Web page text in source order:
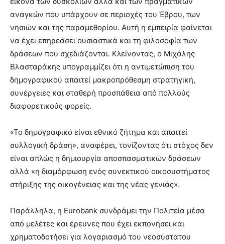
αναγκών που υπάρχουν σε περιοχές του Έβρου, των
νησιών και της παραμεθορίου. Αυτή η εμπειρία φαίνεται
να έχει επηρεάσει ουσιαστικά και τη φιλοσοφία των
δράσεων που σχεδιάζονται. Κλείνοντας, ο Μιχάλης
Βλασταράκης υπογραμμίζει ότι η αντιμετώπιση του
δημογραφικού απαιτεί μακροπρόθεσμη στρατηγική,
συνέργειες και σταθερή προσπάθεια από πολλούς
διαφορετικούς φορείς.
«Το δημογραφικό είναι εθνικό ζήτημα και απαιτεί
συλλογική δράση», αναφέρει, τονίζοντας ότι στόχος δεν
είναι απλώς η δημιουργία αποσπασματικών δράσεων
αλλά «η διαμόρφωση ενός συνεκτικού οικοσυστήματος
στήριξης της οικογένειας και της νέας γενιάς».
Παράλληλα, η Eurobank συνδράμει την Πολιτεία μέσα
από μελέτες και έρευνες που έχει εκπονήσει και
χρηματοδοτήσει για λογαριασμό του νεοσύστατου